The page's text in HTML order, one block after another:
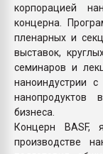
корпорацией
концерна.
пленарных и
выставок,
семинаров и
наноиндустрии
нанопродуктов
бизнеса.
Концерн BASF,
производстве